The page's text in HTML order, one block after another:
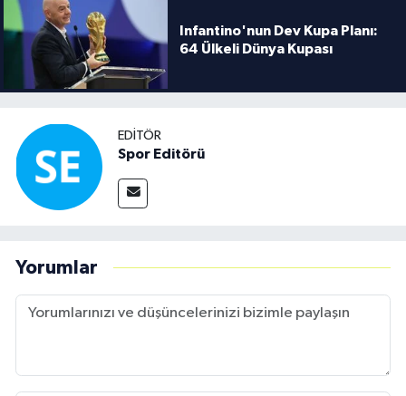
Infantino'nun Dev Kupa Planı:
64 Ülkeli Dünya Kupası
EDITÖR
Spor Editörü
Yorumlar